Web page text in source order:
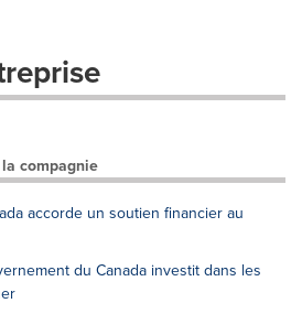
compagnie
accorde un soutien financier au
du Canada investit dans les